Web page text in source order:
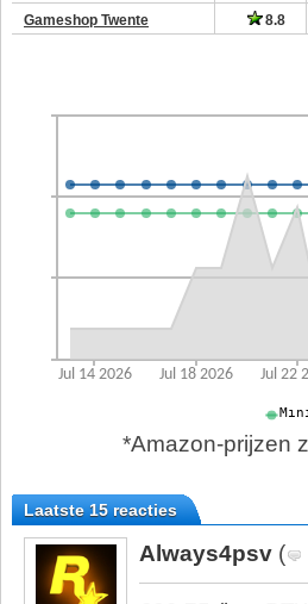
Gameshop Twente
8.8
*Amazon-prijzen
Laatste 15 reacties
Always4psv (